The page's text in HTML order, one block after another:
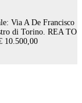
Via A De Francisco
di Torino. REA TO
10.500,00